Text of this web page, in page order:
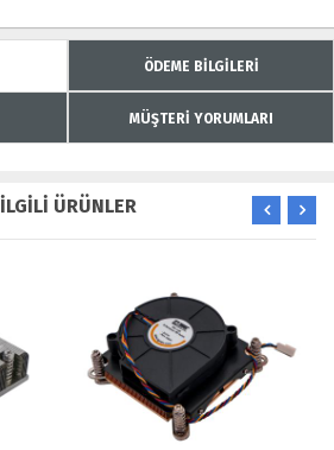
ÖDEME BİLGİLERİ
MÜŞTERİ YORUMLARI
İLGİLİ ÜRÜNLER